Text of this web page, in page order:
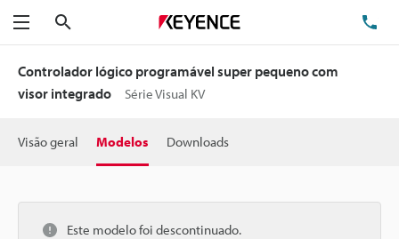
Menu
Controlador lógico programável super pequeno com
visor integrado
Série Visual KV
Visão geral Modelos Downloads
Este modelo foi descontinuado.